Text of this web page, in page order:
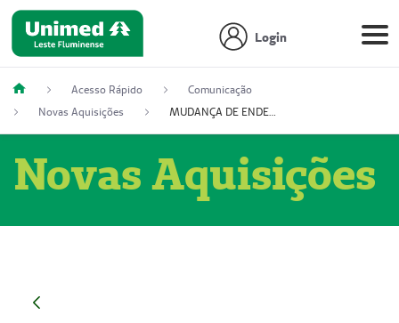
Login
Acesso Rápido
Comunicação
Novas Aquisições
MUDANÇA DE ENDEREÇO - DIAGITAB SERVIÇOS MÉDICOS LTDA (54003267-5)
Novas Aquisições